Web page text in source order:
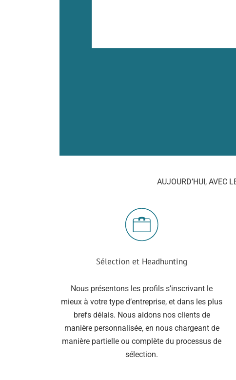
AUJOURD’HUI, AVEC
Sélection et Headhunting
Nous présentons les profils s’inscrivant le
mieux à votre type d’entreprise, et dans les plus
brefs délais. Nous aidons nos clients de
manière personnalisée, en nous chargeant de
manière partielle ou complète du processus de
sélection.